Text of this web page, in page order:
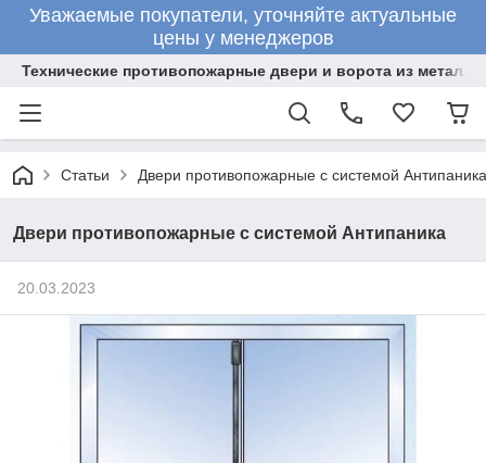
Уважаемые покупатели, уточняйте актуальные
цены у менеджеров
Технические противопожарные двери и ворота из металла
Статьи Двери противопожарные с системой Антипаника
Двери противопожарные с системой Антипаника
20.03.2023